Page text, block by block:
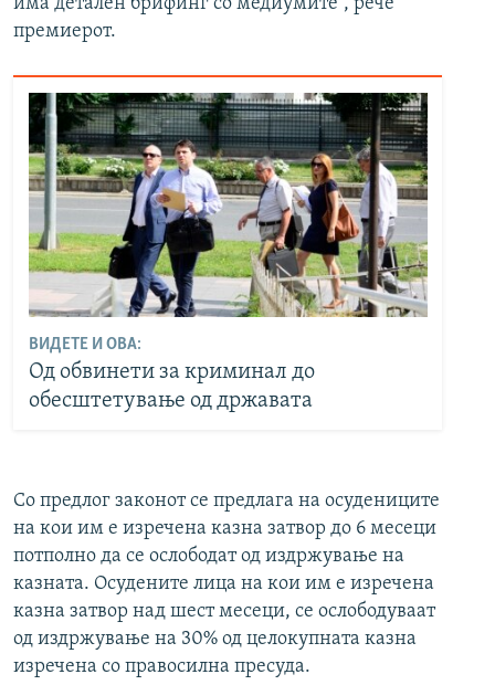
премиерот.
ВИДЕТЕ И ОВА:
Од обвинети за криминал до
обесштетување од државата
Со предлог законот се предлага на осудениците
на кои им е изречена казна затвор до 6 месеци
потполно да се ослободат од издржување на
казната. Осудените лица на кои им е изречена
казна затвор над шест месеци, се ослободуваат
од издржување на 30% од целокупната казна
изречена со правосилна пресуда.